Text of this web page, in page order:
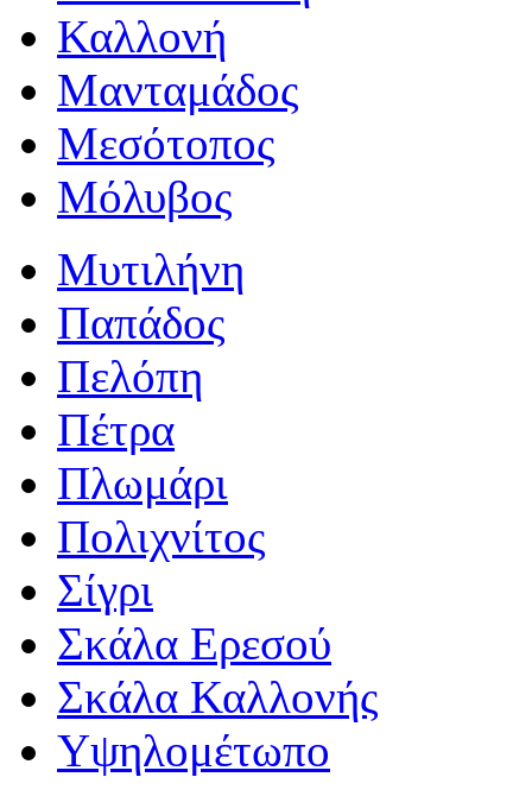
Καλλονή
Μανταμάδος
Μεσότοπος
Μόλυβος
Μυτιλήνη
Παπάδος
Πελόπη
Πέτρα
Πλωμάρι
Πολιχνίτος
Σίγρι
Σκάλα Ερεσού
Σκάλα Καλλονής
Υψηλομέτωπο